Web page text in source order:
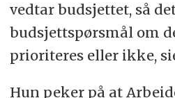
vedtar budsjettet, så
budsjettspørsmål om
prioriteres eller ikke,
Hun peker på at